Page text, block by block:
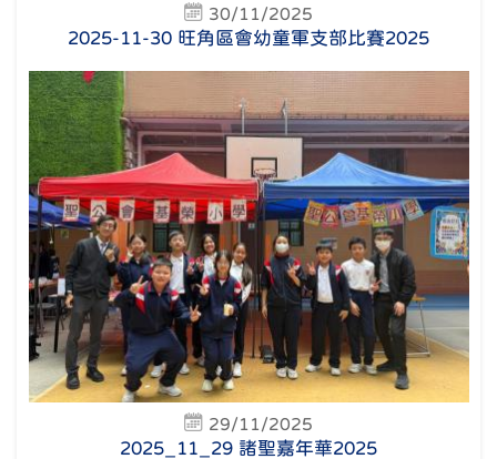
30/11/2025
2025-11-30 旺角區會幼童軍支部比賽2025
29/11/2025
2025_11_29 諸聖嘉年華2025